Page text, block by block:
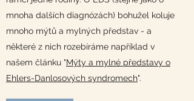
mnoha dalších diagnózách) bohužel koluje
mnoho mýtů a mylných představ - a
některé z nich rozebíráme například v
našem článku "Mýty a mylné představy o
Ehlers-Danlosových syndromech".